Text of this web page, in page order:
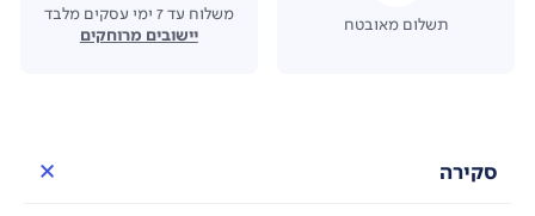
תשלום מאובטח
משלוח עד 7 ימי עסקים מלבד
יישובים מרוחקים
סקירה